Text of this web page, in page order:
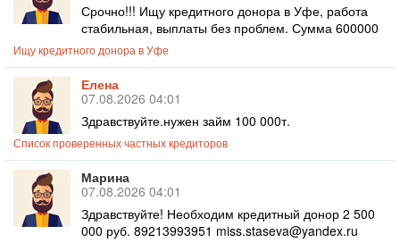
Срочно!!! Ищу кредитного донора в Уфе, работа
стабильная, выплаты без проблем. Сумма 600000
Ищу кредитного донора в Уфе
Елена
07.08.2026 04:01
Здравствуйте.нужен займ 100 000т.
Список проверенных частных кредиторов
Марина
07.08.2026 04:01
Здравствуйте! Необходим кредитный донор 2 500
000 руб. 89213993951 miss.staseva@yandex.ru